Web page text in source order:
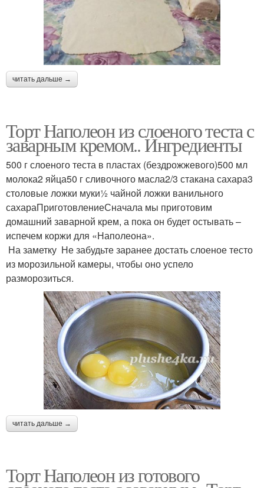
читать дальше →
Торт Наполеон из слоеного теста с
заварным кремом.. Ингредиенты
500 г слоеного теста в пластах (бездрожжевого)500 мл
молока2 яйца50 г сливочного масла2/3 стакана сахара3
столовые ложки муки½ чайной ложки ванильного
сахараПриготовлениеСначала мы приготовим
домашний заварной крем, а пока он будет остывать –
испечем коржи для «Наполеона».
На заметку Не забудьте заранее достать слоеное тесто
из морозильной камеры, чтобы оно успело
разморозиться.
читать дальше →
Торт Наполеон из готового